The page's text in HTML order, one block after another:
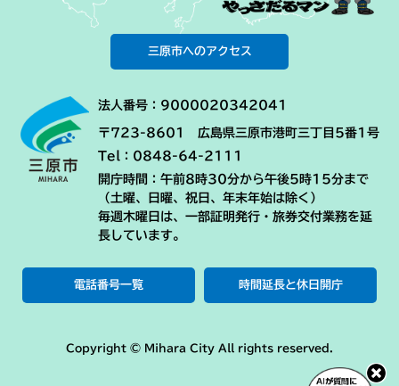
三原市へのアクセス
法人番号：9000020342041
〒723-8601 広島県三原市港町三丁目5番1号
Tel：0848-64-2111
開庁時間：午前8時30分から午後5時15分まで
（土曜、日曜、祝日、年末年始は除く）
毎週木曜日は、一部証明発行・旅券交付業務を延
長しています。
電話番号一覧 時間延長と休日開庁
Copyright © Mihara City All rights reserved.